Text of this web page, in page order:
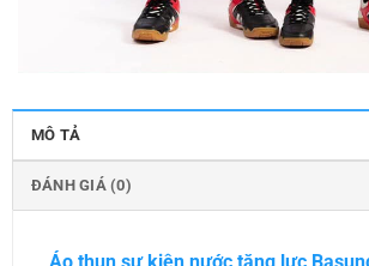
MÔ TẢ
ĐÁNH GIÁ (0)
Áo thun sự kiện nước tăng lực